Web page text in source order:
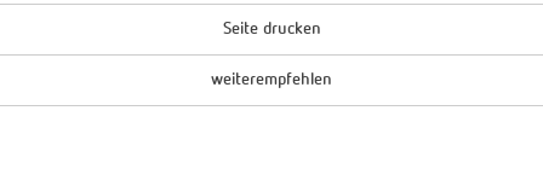
Seite drucken
weiterempfehlen